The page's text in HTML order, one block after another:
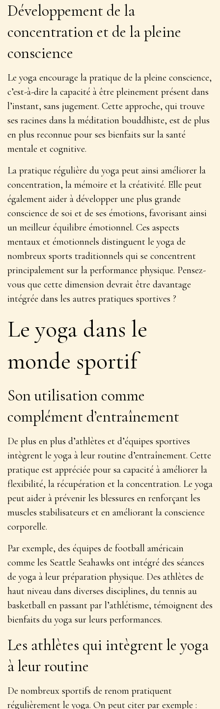
Développement de la
concentration et de la pleine
conscience
Le yoga encourage la pratique de la pleine conscience,
c’est-à-dire la capacité à être pleinement présent dans
l’instant, sans jugement. Cette approche, qui trouve
ses racines dans la méditation bouddhiste, est de plus
en plus reconnue pour ses bienfaits sur la santé
mentale et cognitive.
La pratique régulière du yoga peut ainsi améliorer la
concentration, la mémoire et la créativité. Elle peut
également aider à développer une plus grande
conscience de soi et de ses émotions, favorisant ainsi
un meilleur équilibre émotionnel. Ces aspects
mentaux et émotionnels distinguent le yoga de
nombreux sports traditionnels qui se concentrent
principalement sur la performance physique. Pensez-
vous que cette dimension devrait être davantage
intégrée dans les autres pratiques sportives ?
Le yoga dans le
monde sportif
Son utilisation comme
complément d’entraînement
De plus en plus d’athlètes et d’équipes sportives
intègrent le yoga à leur routine d’entraînement. Cette
pratique est appréciée pour sa capacité à améliorer la
flexibilité, la récupération et la concentration. Le yoga
peut aider à prévenir les blessures en renforçant les
muscles stabilisateurs et en améliorant la conscience
corporelle.
Par exemple, des équipes de football américain
comme les Seattle Seahawks ont intégré des séances
de yoga à leur préparation physique. Des athlètes de
haut niveau dans diverses disciplines, du tennis au
basketball en passant par l’athlétisme, témoignent des
bienfaits du yoga sur leurs performances.
Les athlètes qui intègrent le yoga
à leur routine
De nombreux sportifs de renom pratiquent
régulièrement le yoga. On peut citer par exemple :